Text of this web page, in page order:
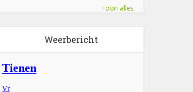
Toon alles
Weerbericht